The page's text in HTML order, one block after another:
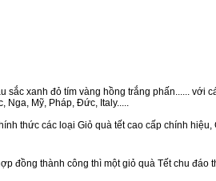
xanh đỏ tím vàng hồng trắng phấn......
Nga, Mỹ, Pháp, Đức, Italy.....
thức các loại Giỏ quà tết cao cấp chính
đồng thành công thì một giỏ quà Tết chu